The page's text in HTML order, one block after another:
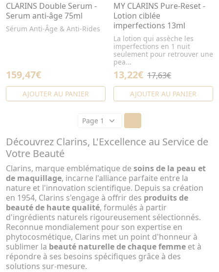
CLARINS Double Serum -
Serum anti-âge 75ml
Sérum Anti-Âge & Anti-Rides
159,47€
AJOUTER AU PANIER
MY CLARINS Pure-Reset -
Lotion ciblée
imperfections 13ml
La lotion qui assèche les
imperfections en 1 nuit
seulement pour retrouver une
pea...
13,22€ 17,63€
AJOUTER AU PANIER
Découvrez Clarins, L'Excellence au Service de
Votre Beauté
Clarins, marque emblématique de soins de la peau et
de maquillage, incarne l'alliance parfaite entre la
nature et l'innovation scientifique. Depuis sa création
en 1954, Clarins s'engage à offrir des produits de
beauté de haute qualité, formulés à partir
d'ingrédients naturels rigoureusement sélectionnés.
Reconnue mondialement pour son expertise en
phytocosmétique, Clarins met un point d'honneur à
sublimer la beauté naturelle de chaque femme et à
répondre à ses besoins spécifiques grâce à des
solutions sur-mesure.